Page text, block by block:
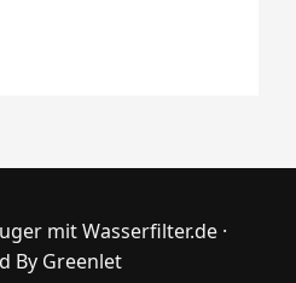
mit Wasserfilter.de ·
By Greenlet